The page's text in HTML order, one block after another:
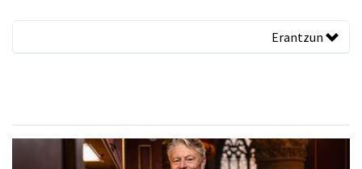
Erantzun